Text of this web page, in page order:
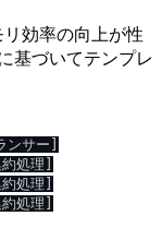
効率の向上が性
基づいてテンプレ
サー]
処理]
処理]
処理]